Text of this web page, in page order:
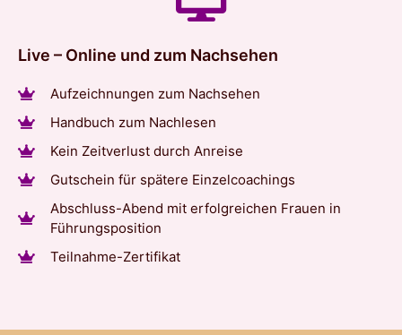
Live – Online und zum Nachsehen
Aufzeichnungen zum Nachsehen
Handbuch zum Nachlesen
Kein Zeitverlust durch Anreise
Gutschein für spätere Einzelcoachings
Abschluss-Abend mit erfolgreichen Frauen in
Führungsposition
Teilnahme-Zertifikat